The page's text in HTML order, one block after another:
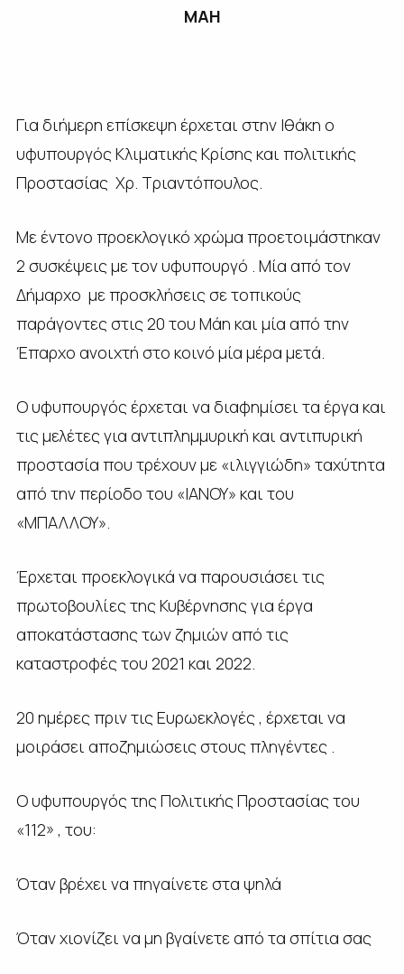
ΜΑΗ
Για διήμερη επίσκεψη έρχεται στην Ιθάκη ο
υφυπουργός Κλιματικής Κρίσης και πολιτικής
Προστασίας Χρ. Τριαντόπουλος.
Με έντονο προεκλογικό χρώμα προετοιμάστηκαν
2 συσκέψεις με τον υφυπουργό . Μία από τον
Δήμαρχο με προσκλήσεις σε τοπικούς
παράγοντες στις 20 του Μάη και μία από την
Έπαρχο ανοιχτή στο κοινό μία μέρα μετά.
Ο υφυπουργός έρχεται να διαφημίσει τα έργα και
τις μελέτες για αντιπλημμυρική και αντιπυρική
προστασία που τρέχουν με «ιλιγγιώδη» ταχύτητα
από την περίοδο του «ΙΑΝΟΥ» και του
«ΜΠΑΛΛΟΥ».
Έρχεται προεκλογικά να παρουσιάσει τις
πρωτοβουλίες της Κυβέρνησης για έργα
αποκατάστασης των ζημιών από τις
καταστροφές του 2021 και 2022.
20 ημέρες πριν τις Ευρωεκλογές , έρχεται να
μοιράσει αποζημιώσεις στους πληγέντες .
Ο υφυπουργός της Πολιτικής Προστασίας του
«112» , του:
Όταν βρέχει να πηγαίνετε στα ψηλά
Όταν χιονίζει να μη βγαίνετε από τα σπίτια σας